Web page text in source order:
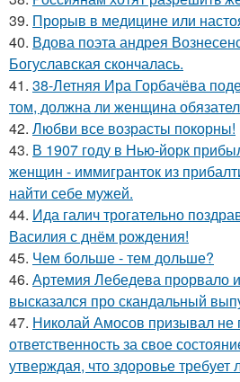
39. Прорыв в медицине или
40. Вдова поэта андрея
Богуславская скончалась.
41. 38-Летняя Ира Горбачёва
том, должна ли женщина
42. Любви все возрасты покорны!
43. В 1907 году в Нью-йорк
женщин - иммигранток из
найти себе мужей.
44. Ида галич трогательно
Василия с днём рождения!
45. Чем больше - тем дольше?
46. Артемия Лебедева прорвало
высказался про скандальный
47. Николай Амосов призывал не
ответственность за свое
утверждая, что здоровье требует